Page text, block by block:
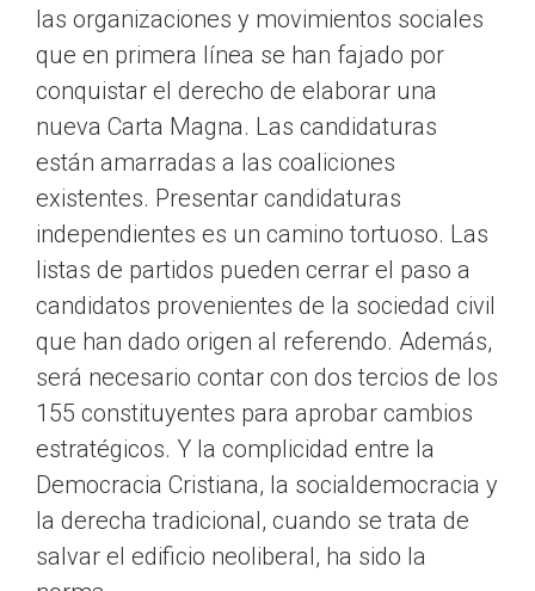
las organizaciones y movimientos sociales
que en primera línea se han fajado por
conquistar el derecho de elaborar una
nueva Carta Magna. Las candidaturas
están amarradas a las coaliciones
existentes. Presentar candidaturas
independientes es un camino tortuoso. Las
listas de partidos pueden cerrar el paso a
candidatos provenientes de la sociedad civil
que han dado origen al referendo. Además,
será necesario contar con dos tercios de los
155 constituyentes para aprobar cambios
estratégicos. Y la complicidad entre la
Democracia Cristiana, la socialdemocracia y
la derecha tradicional, cuando se trata de
salvar el edificio neoliberal, ha sido la